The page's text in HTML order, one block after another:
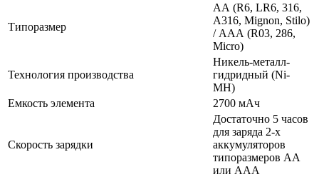
Типоразмер
АА (R6, LR6, 316,
А316, Mignon, Stilo)
/ ААА (R03, 286,
Micro)
Технология производства
Никель-металл-
гидридный (Ni-
MH)
Емкость элемента
2700 мАч
Скорость зарядки
Достаточно 5 часов
для заряда 2-х
аккумуляторов
типоразмеров АА
или ААА